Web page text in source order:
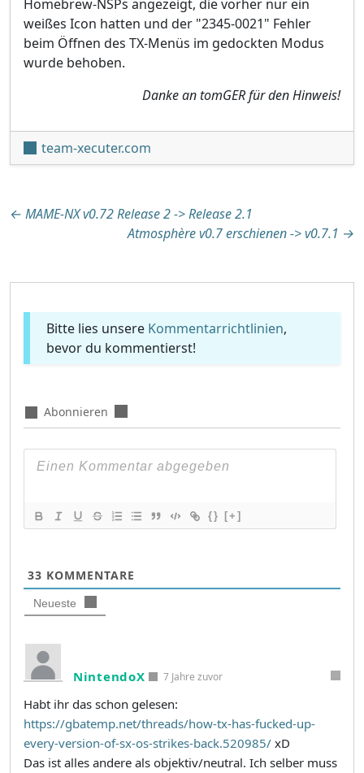
Homebrew-NSPs angezeigt, die vorher nur ein
weißes Icon hatten und der "2345-0021" Fehler
beim Öffnen des TX-Menüs im gedockten Modus
wurde behoben.
Danke an tomGER für den Hinweis!
team-xecuter.com
Beitragsnavigation
← MAME-NX v0.72 Release 2 -> Release 2.1
Atmosphère v0.7 erschienen -> v0.7.1 →
Bitte lies unsere Kommentarrichtlinien,
bevor du kommentierst!
Abonnieren
{} [+]
33 KOMMENTARE
Neueste
NintendoX 7 Jahre zuvor
Habt ihr das schon gelesen:
https://gbatemp.net/threads/how-tx-has-fucked-up-
every-version-of-sx-os-strikes-back.520985/ xD
Das ist alles andere als objektiv/neutral. Ich selber muss